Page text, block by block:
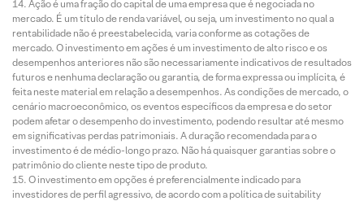
Ação é uma fração do capital de uma empresa que é negociada no
mercado. É um título de renda variável, ou seja, um investimento no qual a
rentabilidade não é preestabelecida, varia conforme as cotações de
mercado. O investimento em ações é um investimento de alto risco e os
desempenhos anteriores não são necessariamente indicativos de resultados
futuros e nenhuma declaração ou garantia, de forma expressa ou implícita, é
feita neste material em relação a desempenhos. As condições de mercado, o
cenário macroeconômico, os eventos específicos da empresa e do setor
podem afetar o desempenho do investimento, podendo resultar até mesmo
em significativas perdas patrimoniais. A duração recomendada para o
investimento é de médio-longo prazo. Não há quaisquer garantias sobre o
patrimônio do cliente neste tipo de produto.
O investimento em opções é preferencialmente indicado para
investidores de perfil agressivo, de acordo com a política de suitability